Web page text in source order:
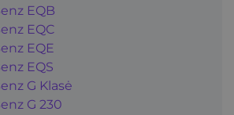
EQB
EQC
EQE
EQS
G Klasė
G 230